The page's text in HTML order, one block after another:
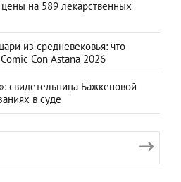
на 589 лекарственных
из средневековья: что
Con Astana 2026
свидетельница Бажкеновой
в суде